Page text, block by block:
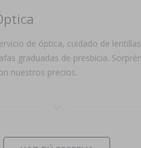
de óptica, cuidado de
graduadas de presbicia.
nuestros precios.